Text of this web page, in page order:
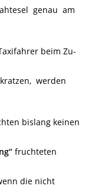
genau am
beim Zu-
werden
bislang keinen
fruchteten
die nicht